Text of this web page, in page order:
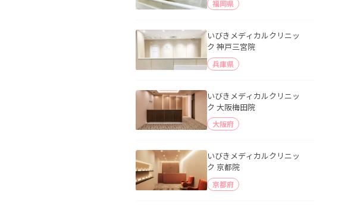
福岡県
いびきメディカルクリニッ
ク 神戸三宮院
兵庫県
いびきメディカルクリニッ
ク 大阪梅田院
大阪府
いびきメディカルクリニッ
ク 京都院
京都府